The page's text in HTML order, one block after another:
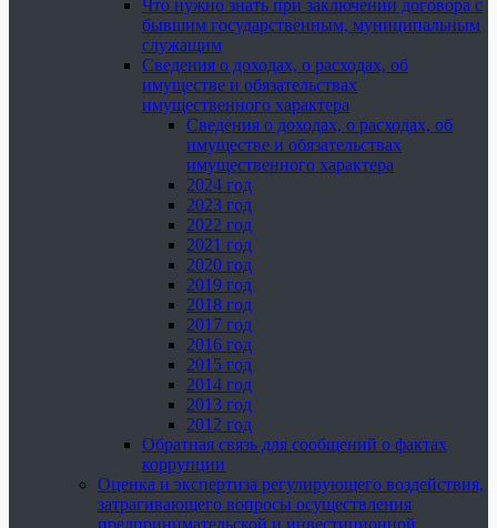
Что нужно знать при заключении договора с
бывшим государственным, муниципальным
служащим
Сведения о доходах, о расходах, об
имуществе и обязательствах
имущественного характера
Сведения о доходах, о расходах, об
имуществе и обязательствах
имущественного характера
2024 год
2023 год
2022 год
2021 год
2020 год
2019 год
2018 год
2017 год
2016 год
2015 год
2014 год
2013 год
2012 год
Обратная связь для сообщений о фактах
коррупции
Оценка и экспертиза регулирующего воздействия,
затрагивающего вопросы осуществления
предпринимательской и инвестиционной